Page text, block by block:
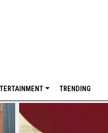
TRENDING